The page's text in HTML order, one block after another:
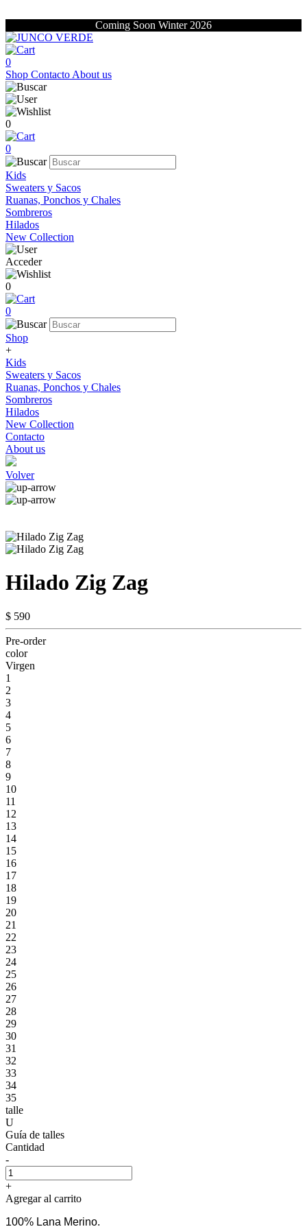
Coming Soon Winter 2026
0
Shop Contacto About us
0
0
Kids
Sweaters y Sacos
Ruanas, Ponchos y Chales
Sombreros
Hilados
New Collection
Acceder
0
0
Shop
+
Kids
Sweaters y Sacos
Ruanas, Ponchos y Chales
Sombreros
Hilados
New Collection
Contacto
About us
Volver
Hilado Zig Zag
$ 590
Pre-order
color
Virgen
1
2
3
4
5
6
7
8
9
10
11
12
13
14
15
16
17
18
19
20
21
22
23
24
25
26
27
28
29
30
31
32
33
34
35
talle
U
Guía de talles
Cantidad
-
+
Agregar al carrito
100% Lana Merino.